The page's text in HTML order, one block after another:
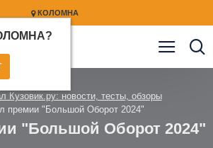
КОЛОМНА
?
Кузовик.ру: новости, тесты, обзоры
премии "Большой Оборот 2024"
"Большой Оборот 2024"